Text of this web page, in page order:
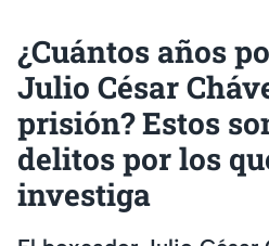
¿Cuántos años
Julio César
prisión? Estos
delitos por los
investiga